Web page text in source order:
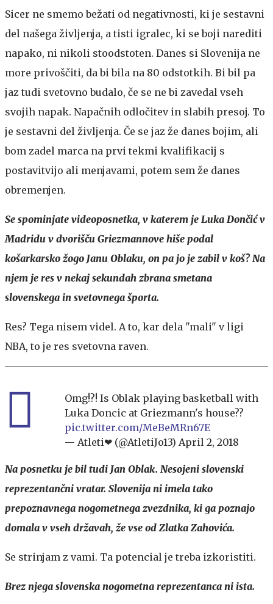
Sicer ne smemo bežati od negativnosti, ki je sestavni
del našega življenja, a tisti igralec, ki se boji narediti
napako, ni nikoli stoodstoten. Danes si Slovenija ne
more privoščiti, da bi bila na 80 odstotkih. Bi bil pa
jaz tudi svetovno budalo, če se ne bi zavedal vseh
svojih napak. Napačnih odločitev in slabih presoj. To
je sestavni del življenja. Če se jaz že danes bojim, ali
bom zadel marca na prvi tekmi kvalifikacij s
postavitvijo ali menjavami, potem sem že danes
obremenjen.
Se spominjate videoposnetka, v katerem je Luka Dončić v
Madridu v dvorišču Griezmannove hiše podal
košarkarsko žogo Janu Oblaku, on pa jo je zabil v koš? Na
njem je res v nekaj sekundah zbrana smetana
slovenskega in svetovnega športa.
Res? Tega nisem videl. A to, kar dela "mali" v ligi
NBA, to je res svetovna raven.
Omg!?! Is Oblak playing basketball with
Luka Doncic at Griezmann's house??
pic.twitter.com/MeBeMRn67E
— Atleti❤ (@AtletiJo13) April 2, 2018
Na posnetku je bil tudi Jan Oblak. Nesojeni slovenski
reprezentančni vratar. Slovenija ni imela tako
prepoznavnega nogometnega zvezdnika, ki ga poznajo
domala v vseh državah, že vse od Zlatka Zahovića.
Se strinjam z vami. Ta potencial je treba izkoristiti.
Brez njega slovenska nogometna reprezentanca ni ista.